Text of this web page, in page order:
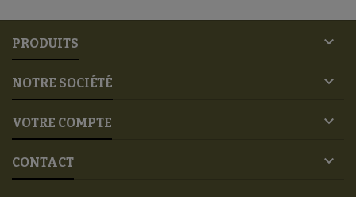
PRODUITS 
NOTRE SOCIÉTÉ 
VOTRE COMPTE 
CONTACT 